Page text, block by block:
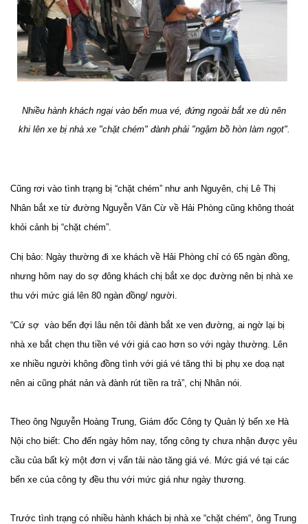
Nhiều hành khách ngại vào bến mua vé, đứng ngoài bắt xe dù nên
khi lên xe bị nhà xe "chặt chém" đành phải "ngậm bồ hòn làm ngọt".
Cũng rơi vào tình trạng bị “chặt chém” như anh Nguyên, chị Lê Thị
Nhân bắt xe từ đường Nguyễn Văn Cừ về Hải Phòng cũng không thoát
khỏi cảnh bị “chặt chém”.
Chị bảo: Ngày thường đi xe khách về Hải Phòng chỉ có 65 ngàn đồng,
nhưng hôm nay do sợ đông khách chị bắt xe dọc đường nên bị nhà xe
thu với mức giá lên 80 ngàn đồng/ người.
“Cứ sợ vào bến đợi lâu nên tôi đành bắt xe ven đường, ai ngờ lại bị
nhà xe bắt chẹn thu tiền vé với giá cao hơn so với ngày thường. Lên
xe nhiều người không đồng tình với giá vé tăng thì bị phụ xe doạ nạt
nên ai cũng phát nản và đành rút tiền ra trả”, chị Nhân nói.
Theo ông Nguyễn Hoàng Trung, Giám đốc Công ty Quản lý bến xe Hà
Nội cho biết: Cho đến ngày hôm nay, tổng công ty chưa nhận được yêu
cầu của bất kỳ một đơn vị vẩn tải nào tăng giá vé. Mức giá vé tại các
bến xe của công ty đều thu với mức giá như ngày thương.
Trước tình trạng có nhiều hành khách bị nhà xe “chặt chém“, ông Trung